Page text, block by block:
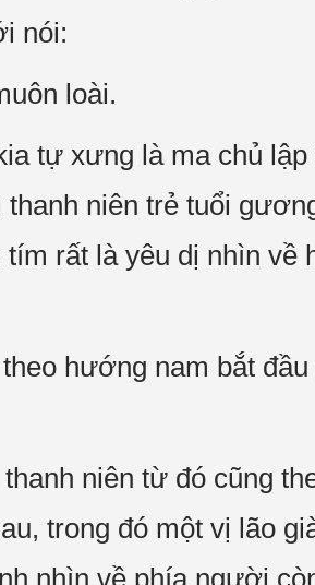
nói:
loài.
tự xưng là ma chủ
niên trẻ tuổi
rất là yêu dị nhìn về
hướng nam bắt đầu
niên từ đó cũng
trong đó một vị lão
nhìn về phía người